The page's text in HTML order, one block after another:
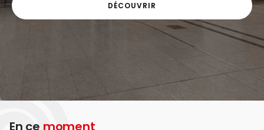
DÉCOUVRIR
En ce moment